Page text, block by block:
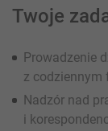
Twoje
Prowadzenie
z codziennym
Nadzór nad
i